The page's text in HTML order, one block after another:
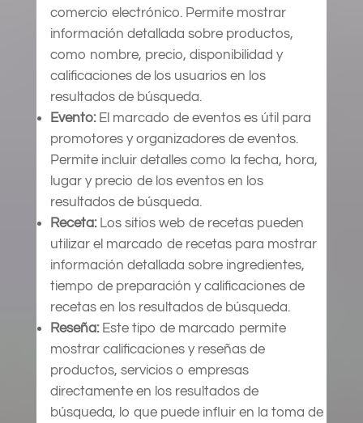
comercio electrónico. Permite mostrar
información detallada sobre productos,
como nombre, precio, disponibilidad y
calificaciones de los usuarios en los
resultados de búsqueda.
Evento:El marcado de eventos es útil para
promotores y organizadores de eventos.
Permite incluir detalles como la fecha, hora,
lugar y precio de los eventos en los
resultados de búsqueda.
Receta:Los sitios web de recetas pueden
utilizar el marcado de recetas para mostrar
información detallada sobre ingredientes,
tiempo de preparación y calificaciones de
recetas en los resultados de búsqueda.
Reseña:Este tipo de marcado permite
mostrar calificaciones y reseñas de
productos, servicios o empresas
directamente en los resultados de
búsqueda, lo que puede influir en la toma de